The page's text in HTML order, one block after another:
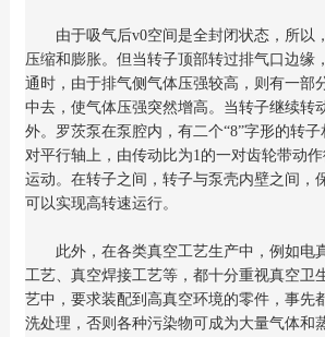
由于吸气后v0空间是全封闭状态，所以
压缩和膨胀。但当转子顶部转过排气口边缘
通时，由于排气侧气体压强较高，则有一部
中去，使气体压强突然增高。当转子继续转
外。罗茨泵在泵腔内，有二个“8”字形的转
对平行轴上，由传动比为1的一对齿轮带动
运动。在转子之间，转子与泵壳内壁之间，
可以实现高转速运行。
此外，在各类真空工艺生产中，例如电
工艺、真空焊接工艺等，都十分重视真空卫
艺中，要求装配到高真空环境的零件，事先
洗处理，否则各种污染物可成为大量气体和